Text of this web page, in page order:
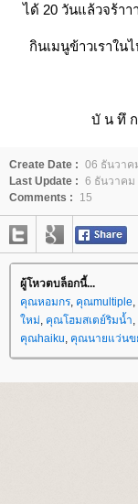
ได้ 20 วันแล้วจร้า
กินเมนูข้าวเราใ
บั น ทึ
Create Date : 06 ธันวาค
Last Update : 6 ธันวาคม
Comments :
15
ผู้โหวตบล็อกนี้...
คุณหอมกร คุณmultiple
หม่ คุณโฮมสเตย์ริมน้ำ
คุณhaiku คุณนายแว่นข